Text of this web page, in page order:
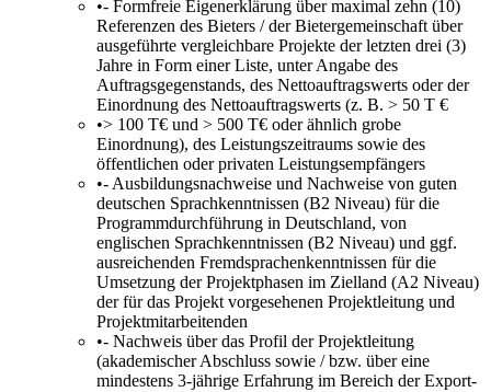
•- Formfreie Eigenerklärung über maximal zehn (10)
Referenzen des Bieters / der Bietergemeinschaft über
ausgeführte vergleichbare Projekte der letzten drei (3)
Jahre in Form einer Liste, unter Angabe des
Auftragsgegenstands, des Nettoauftragswerts oder der
Einordnung des Nettoauftragswerts (z. B. > 50 T €
•> 100 T€ und > 500 T€ oder ähnlich grobe
Einordnung), des Leistungszeitraums sowie des
öffentlichen oder privaten Leistungsempfängers
•- Ausbildungsnachweise und Nachweise von guten
deutschen Sprachkenntnissen (B2 Niveau) für die
Programmdurchführung in Deutschland, von
englischen Sprachkenntnissen (B2 Niveau) und ggf.
ausreichenden Fremdsprachenkenntnissen für die
Umsetzung der Projektphasen im Zielland (A2 Niveau)
der für das Projekt vorgesehenen Projektleitung und
Projektmitarbeitenden
•- Nachweis über das Profil der Projektleitung
(akademischer Abschluss sowie / bzw. über eine
mindestens 3-jährige Erfahrung im Bereich der Export-